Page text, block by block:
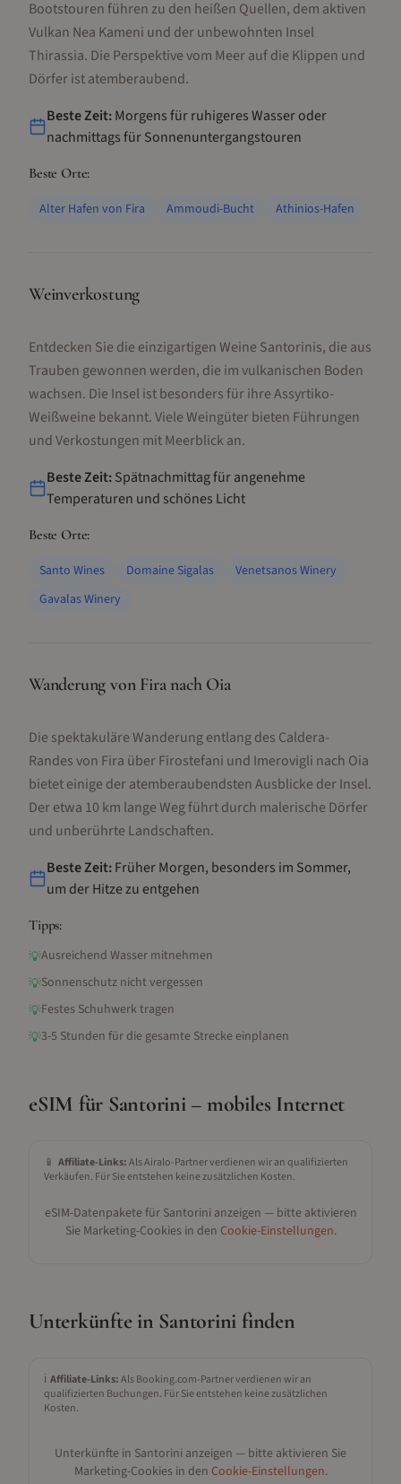
Bootstouren führen zu den heißen Quellen, dem aktiven
Vulkan Nea Kameni und der unbewohnten Insel
Thirassia. Die Perspektive vom Meer auf die Klippen und
Dörfer ist atemberaubend.
Beste Zeit:Morgens für ruhigeres Wasser oder
nachmittags für Sonnenuntergangstouren
Beste Orte:
Alter Hafen von Fira
Ammoudi-Bucht Athinios-Hafen
Weinverkostung
Entdecken Sie die einzigartigen Weine Santorinis, die aus
Trauben gewonnen werden, die im vulkanischen Boden
wachsen. Die Insel ist besonders für ihre Assyrtiko-
Weißweine bekannt. Viele Weingüter bieten Führungen
und Verkostungen mit Meerblick an.
Beste Zeit:Spätnachmittag für angenehme
Temperaturen und schönes Licht
Beste Orte:
Santo Wines
Domaine Sigalas
Venetsanos Winery
Gavalas Winery
Wanderung von Fira nach Oia
Die spektakuläre Wanderung entlang des Caldera-
Randes von Fira über Firostefani und Imerovigli nach Oia
bietet einige der atemberaubendsten Ausblicke der Insel.
Der etwa 10 km lange Weg führt durch malerische Dörfer
und unberührte Landschaften.
Beste Zeit:Früher Morgen, besonders im Sommer,
um der Hitze zu entgehen
Tipps:
💡Ausreichend Wasser mitnehmen
💡Sonnenschutz nicht vergessen
💡Festes Schuhwerk tragen
💡3-5 Stunden für die gesamte Strecke einplanen
eSIM für Santorini– mobiles Internet
📱 Affiliate-Links:Als Airalo-Partner verdienen wir an qualifizierten
Verkäufen. Für Sie entstehen keine zusätzlichen Kosten.
eSIM-Datenpakete für Santorini anzeigen — bitte aktivieren
Sie Marketing-Cookies in den Cookie-Einstellungen.
Unterkünfte in Santorini finden
ℹ️ Affiliate-Links:Als Booking.com-Partner verdienen wir an
qualifizierten Buchungen. Für Sie entstehen keine zusätzlichen
Kosten.
Unterkünfte in Santorini anzeigen — bitte aktivieren Sie
Marketing-Cookies in den Cookie-Einstellungen.